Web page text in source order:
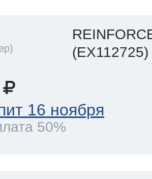
(EX112725)
16 ноября
50%